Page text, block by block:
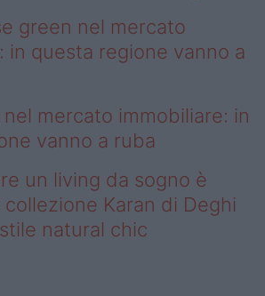
green nel mercato
in questa regione vanno a
mercato immobiliare: in
vanno a ruba
un living da sogno è
collezione Karan di Deghi
natural chic